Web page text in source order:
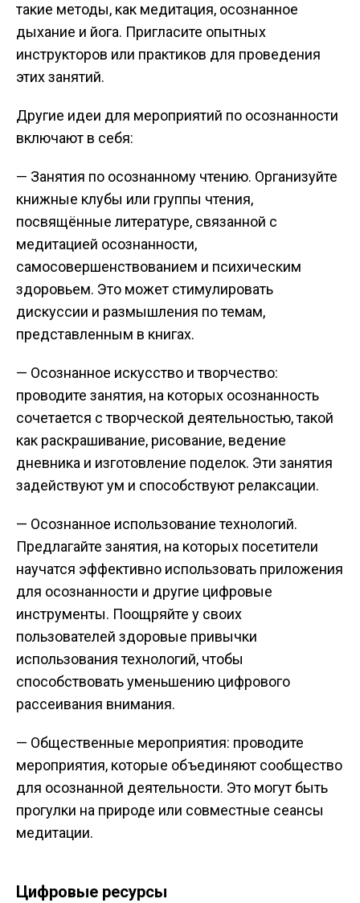
такие методы, как медитация, осознанное
дыхание и йога. Пригласите опытных
инструкторов или практиков для проведения
этих занятий.
Другие идеи для мероприятий по осознанности
включают в себя:
— Занятия по осознанному чтению. Организуйте
книжные клубы или группы чтения,
посвящённые литературе, связанной с
медитацией осознанности,
самосовершенствованием и психическим
здоровьем. Это может стимулировать
дискуссии и размышления по темам,
представленным в книгах.
— Осознанное искусство и творчество:
проводите занятия, на которых осознанность
сочетается с творческой деятельностью, такой
как раскрашивание, рисование, ведение
дневника и изготовление поделок. Эти занятия
задействуют ум и способствуют релаксации.
— Осознанное использование технологий.
Предлагайте занятия, на которых посетители
научатся эффективно использовать приложения
для осознанности и другие цифровые
инструменты. Поощряйте у своих
пользователей здоровые привычки
использования технологий, чтобы
способствовать уменьшению цифрового
рассеивания внимания.
— Общественные мероприятия: проводите
мероприятия, которые объединяют сообщество
для осознанной деятельности. Это могут быть
прогулки на природе или совместные сеансы
медитации.
Цифровые ресурсы